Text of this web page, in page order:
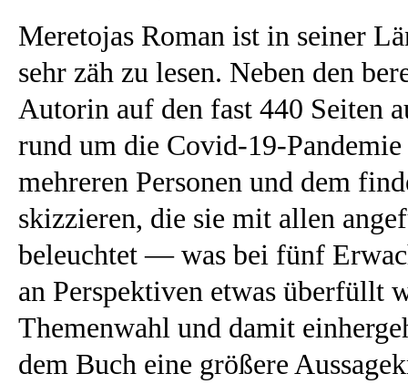
Meretojas Roman ist in seiner
sehr zäh zu lesen. Neben den
Autorin auf den fast 440 Seiten
rund um die Covid-19-
mehreren Personen und dem
skizzieren, die sie mit allen
beleuchtet — was bei fünf
an Perspektiven etwas überfüllt
Themenwahl und damit
dem Buch eine größere